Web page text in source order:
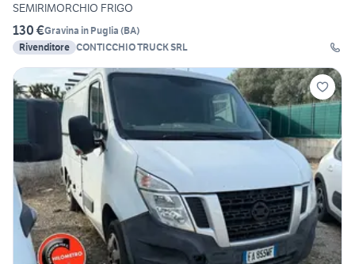
SEMIRIMORCHIO FRIGO
130 €Gravina in Puglia (BA)
Rivenditore CONTICCHIO TRUCK SRL